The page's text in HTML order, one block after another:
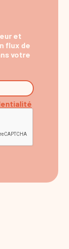
et
flux de
votre